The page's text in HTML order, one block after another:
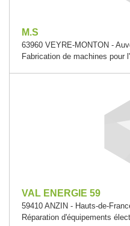
M.S
63960 VEYRE-MONTON -
Fabrication de machines pour
VAL ENERGIE 59
59410 ANZIN - Hauts-de-
Réparation d'équipements